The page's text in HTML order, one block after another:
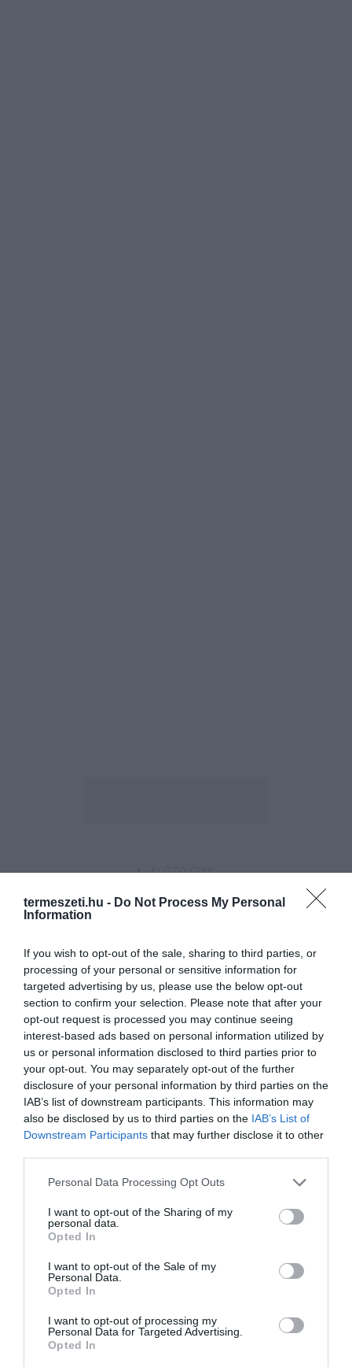
termeszeti.hu - Do Not Process My Personal
Information
If you wish to opt-out of the sale, sharing to third parties, or
processing of your personal or sensitive information for
targeted advertising by us, please use the below opt-out
section to confirm your selection. Please note that after your
opt-out request is processed you may continue seeing
interest-based ads based on personal information utilized by
us or personal information disclosed to third parties prior to
your opt-out. You may separately opt-out of the further
disclosure of your personal information by third parties on the
IAB’s list of downstream participants. This information may
also be disclosed by us to third parties on the IAB’s List of
Downstream Participants that may further disclose it to other
Please note that this website/app uses one or more Google
not limited to your visit or usage behaviour. You may click to
grant or deny consent to Google and its third-party tags to
use your data for below specified purposes in below Google
consent section.
Personal Data Processing Opt Outs
I want to opt-out of the Sharing of my
personal data.
Opted In
I want to opt-out of the Sale of my
Personal Data.
Opted In
I want to opt-out of processing my
Personal Data for Targeted Advertising.
Opted In
KITŰNŐ BIZONYÍTVÁNNYAL PÉNTEKIG INGYEN UTAZHATSZ A
GYERMEKVASÚTON!
KÖVETKEZŐ CIKK
ELINDULT AZ ÉV FÜRDŐJE VERSENY – MOST EZEK A
LEGNÉPSZERŰBB HELYEK
HASONLÓ ÉRDEKESSÉGEK
A KOALA EVOLÚCIÓS MÚLTJA
SOKKAL DRÁMAIBB, MINT A
EUKALIPTUSZRÁGCSÁLÁS
SUGALLJA
A KORALLZÁTONY NEM CSAK
LAKÓJÁT MUTATTA MEG